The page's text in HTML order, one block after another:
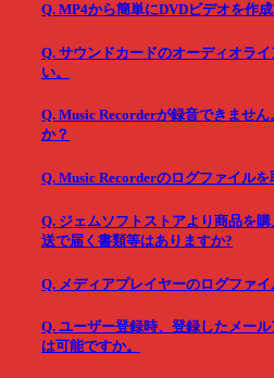
Q. MP4から簡単にDVDビデオを作
Q. サウンドカードのオーディオラ
い。
Q. Music Recorderが録音できませ
か？
Q. Music Recorderのログファイル
Q. ジェムソフトストアより商品を
送で届く書類等はありますか?
Q. メディアプレイヤーのログファ
Q. ユーザー登録時、登録したメー
は可能ですか。